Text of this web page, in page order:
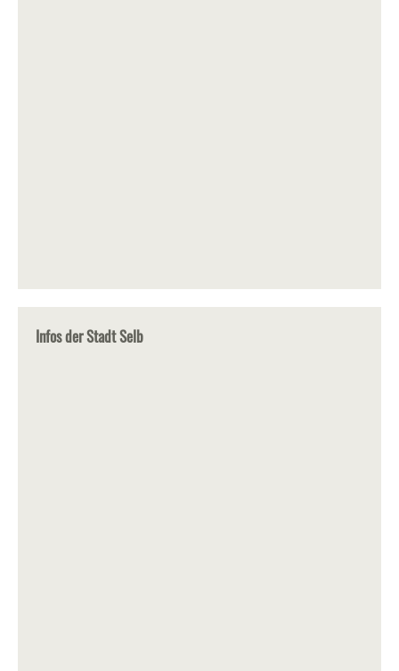
Infos der Stadt Selb